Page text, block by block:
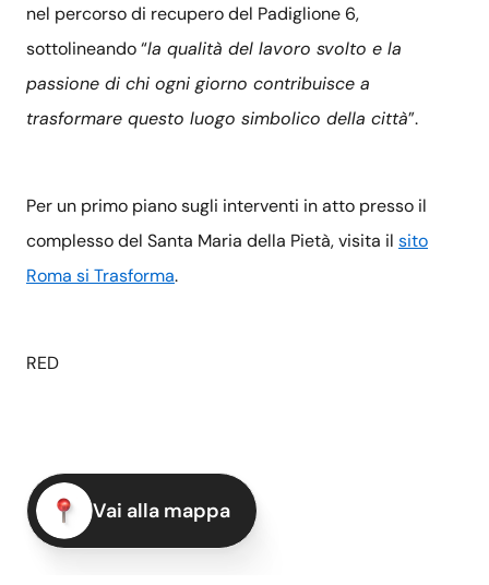
nel percorso di recupero del Padiglione 6,
sottolineando “la qualità del lavoro svolto e la
passione di chi ogni giorno contribuisce a
trasformare questo luogo simbolico della città”.
Per un primo piano sugli interventi in atto presso il
complesso del Santa Maria della Pietà, visita il sito
Roma si Trasforma.
RED
Vai alla mappa